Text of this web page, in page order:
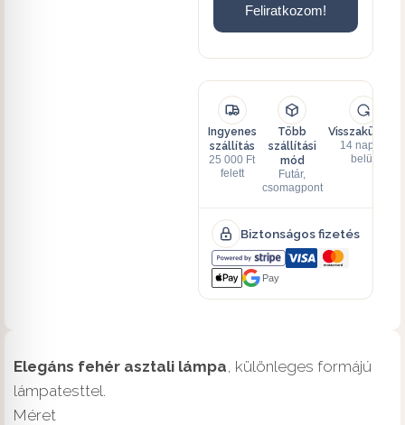
Feliratkozom!
Ingyenes
szállítás
25 000 Ft
felett
Több
szállítási
mód
Futár,
csomagpont
Visszaküldés
14 napon
belül
Biztonságos fizetés
Pay
Elegáns fehér asztali lámpa, különleges formájú
lámpatesttel.
Méret